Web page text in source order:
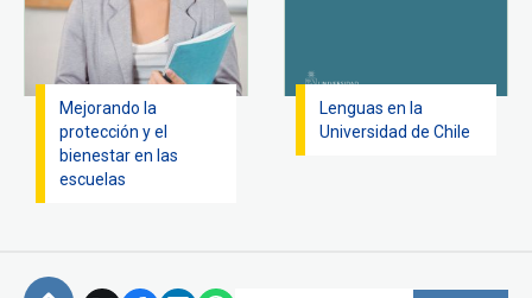
Mejorando la
protección y el
bienestar en las
escuelas
Lenguas en la
Universidad de Chile